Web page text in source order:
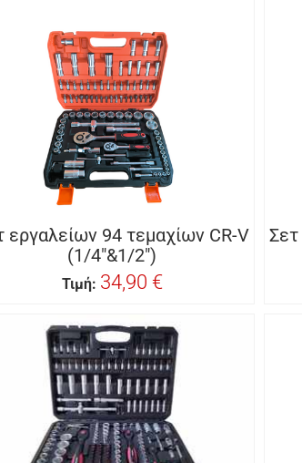
εργαλείων 94 τεμαχίων CR-V
(1/4"&1/2")
Τιμή: 34,90 €